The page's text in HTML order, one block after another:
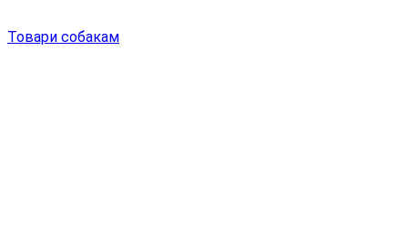
Товари собакам